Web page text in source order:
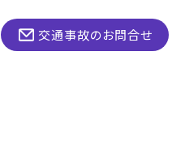
交通事故のお問合せ